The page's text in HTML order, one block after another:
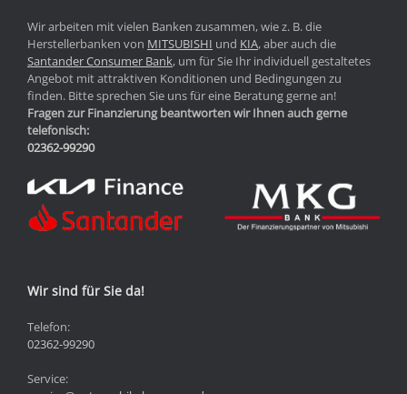
Wir arbeiten mit vielen Banken zusammen, wie z. B. die
Herstellerbanken von MITSUBISHI und KIA, aber auch die
Santander Consumer Bank, um für Sie Ihr individuell gestaltetes
Angebot mit attraktiven Konditionen und Bedingungen zu
finden. Bitte sprechen Sie uns für eine Beratung gerne an!
Fragen zur Finanzierung beantworten wir Ihnen auch gerne
telefonisch:
02362-99290
Wir sind für Sie da!
Telefon:
02362-99290
Service: